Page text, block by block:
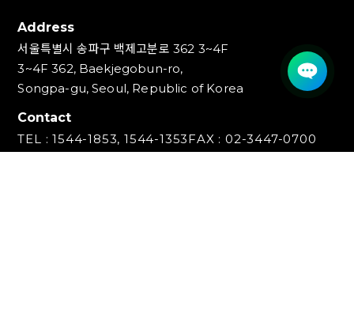
Address
서울특별시 송파구 백제고분로 362 3~4F
3~4F 362, Baekjegobun-ro,
Songpa-gu, Seoul, Republic of Korea
Contact
TEL : 1544-1853, 1544-1353FAX : 02-3447-0700